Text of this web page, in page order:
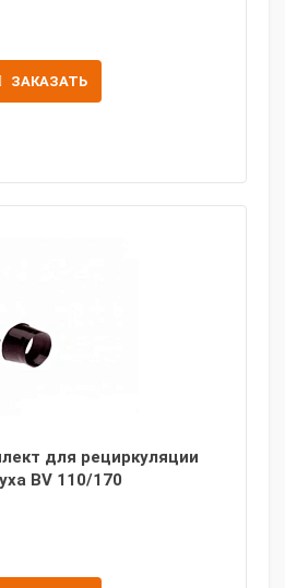
ЗАКАЗАТЬ
для рециркуляции
BV 110/170